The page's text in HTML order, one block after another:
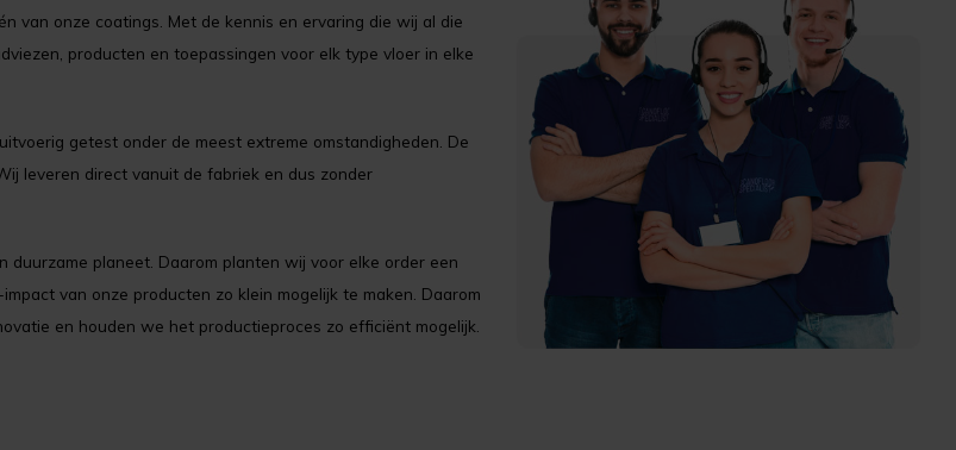
van onze coatings. Met de kennis en ervaring die wij al die
producten en toepassingen voor elk type vloer in elke
getest onder de meest extreme omstandigheden. De
leveren direct vanuit de fabriek en dus zonder
planeet. Daarom planten wij voor elke order een
van onze producten zo klein mogelijk te maken. Daarom
en houden we het productieproces zo efficiënt mogelijk.